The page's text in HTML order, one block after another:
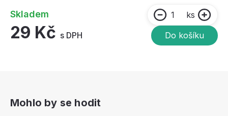
Skladem
29 Kč s DPH
ks
Do košíku
Mohlo by se hodit